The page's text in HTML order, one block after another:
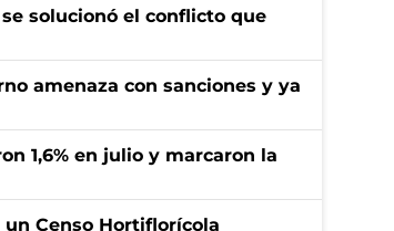
solucionó el conflicto que
amenaza con sanciones y ya
1,6% en julio y marcaron la
Censo Hortiflorícola